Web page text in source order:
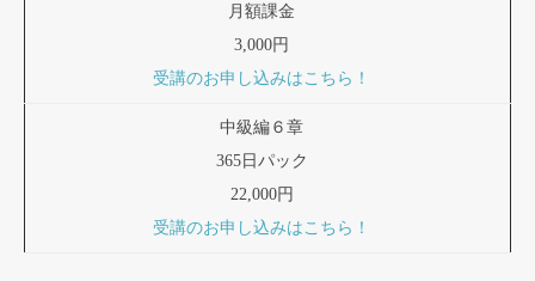
月額課金
3,000円
受講のお申し込みはこちら！
中級編６章
365日パック
22,000円
受講のお申し込みはこちら！